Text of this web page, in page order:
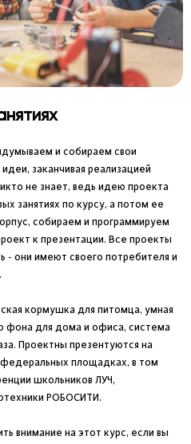
и собираем свои
заканчивая реализацией
не знает, ведь идею проекта
занятиях по курсу, а потом ее
собираем и программируем
к презентации. Все проекты
- они имеют своего потребителя и
кормушка для питомца, умная
фона для дома и офиса, система
Проектны презентуются на
площадках, в том
школьников ЛУЧ,
РОБОСИТИ.
внимание на этот курс, если вы